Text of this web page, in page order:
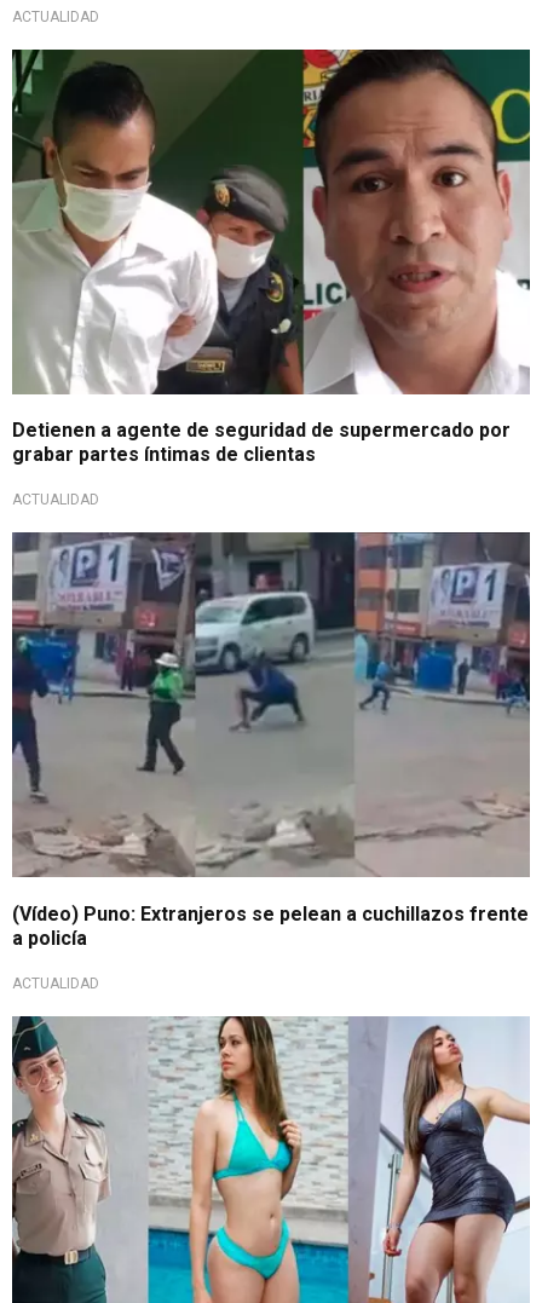
ACTUALIDAD
Detienen a agente de seguridad de supermercado por
grabar partes íntimas de clientas
ACTUALIDAD
(Vídeo) Puno: Extranjeros se pelean a cuchillazos frente
a policía
ACTUALIDAD